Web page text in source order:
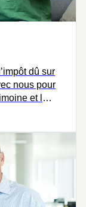
dû sur
nous pour
et le